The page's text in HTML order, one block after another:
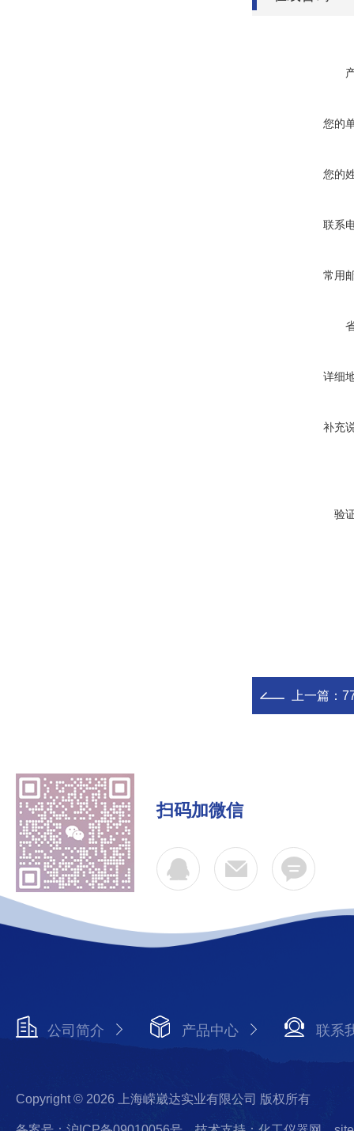
您的
您的
联系
常用
详细
补充
验
上一篇：
扫码加微信
公司简介 产品中心 联系
Copyright © 2026 上海嵘崴达实业有限公司 版权所有